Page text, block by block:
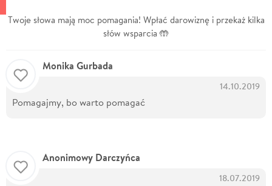
Twoje słowa mają moc pomagania! Wpłać darowiznę i przekaż kilka
słów wsparcia 🤲
Monika Gurbada
14.10.2019
Pomagajmy, bo warto pomagać
Anonimowy Darczyńca
18.07.2019